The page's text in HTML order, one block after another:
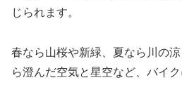
じられます。
春なら山桜や新緑、夏なら川の
ら澄んだ空気と星空など、バイ